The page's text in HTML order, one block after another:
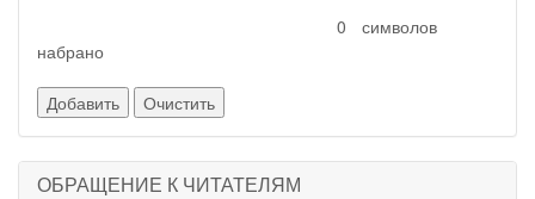
символов
набрано
ОБРАЩЕНИЕ К ЧИТАТЕЛЯМ